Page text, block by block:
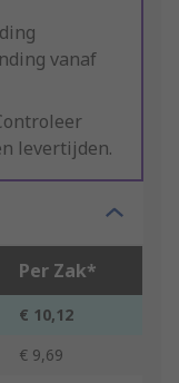
vanaf
levertijden.
Per Zak*
€ 10,12
€ 9,69